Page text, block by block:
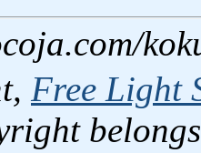
Free Light